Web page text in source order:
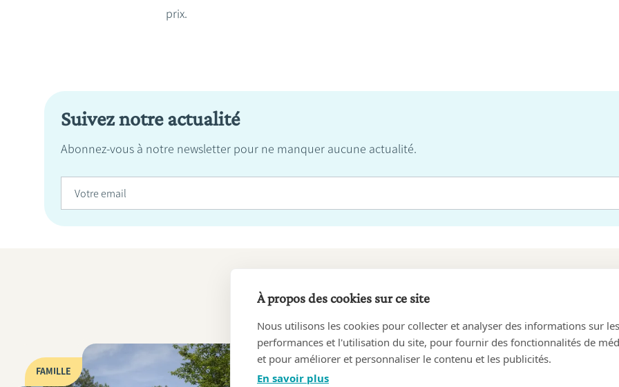
prix.
Suivez notre actualité
Abonnez-vous à notre newsletter pour ne manquer aucune actualité.
Sur la même thématique :
FAMILLE
À propos des cookies sur ce site
Nous utilisons les cookies pour collecter et analyser des informations sur les
performances et l'utilisation du site, pour fournir des fonctionnalités de
et pour améliorer et personnaliser le contenu et les publicités.
En savoir plus